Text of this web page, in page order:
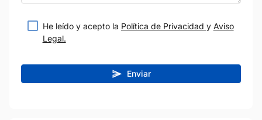
He leído y acepto la Política de Privacidad y Aviso
Legal.
Enviar